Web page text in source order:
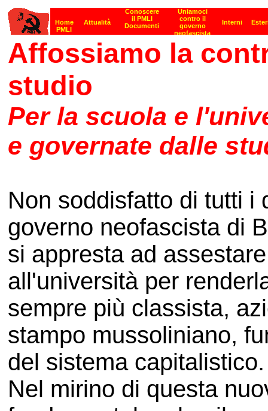
Affossiamo la
studio
Per la scuola e
e governate dalle
Non soddisfatto di tutti i
governo neofascista di
si appresta ad
all'università per
sempre più classista,
stampo mussoliniano,
del sistema capitalistico.
Nel mirino di questa